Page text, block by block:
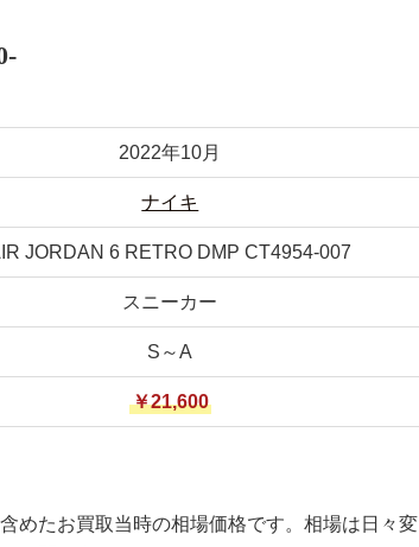
2022年10月
ナイキ
JORDAN 6 RETRO DMP CT4954-007
スニーカー
S～A
￥21,600
めたお買取当時の相場価格です。相場は日々変